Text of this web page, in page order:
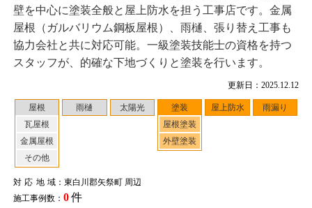
更新日：2025.12.12
屋根
瓦屋根
金属屋根
その他
雨樋 太陽光
塗装
屋根塗装
外壁塗装
屋上防水 雨漏り
対応地域：東白川郡矢祭町 周辺
施工事例数： 0件
壁を中心に塗装全般と屋上防水を担う工事店です。金属
屋根（ガルバリウム鋼板屋根）、雨樋、張り替え工事も
協力会社と共に対応可能。一級塗装技能士の資格を持つ
スタッフが、的確な下地づくりと塗装を行います。